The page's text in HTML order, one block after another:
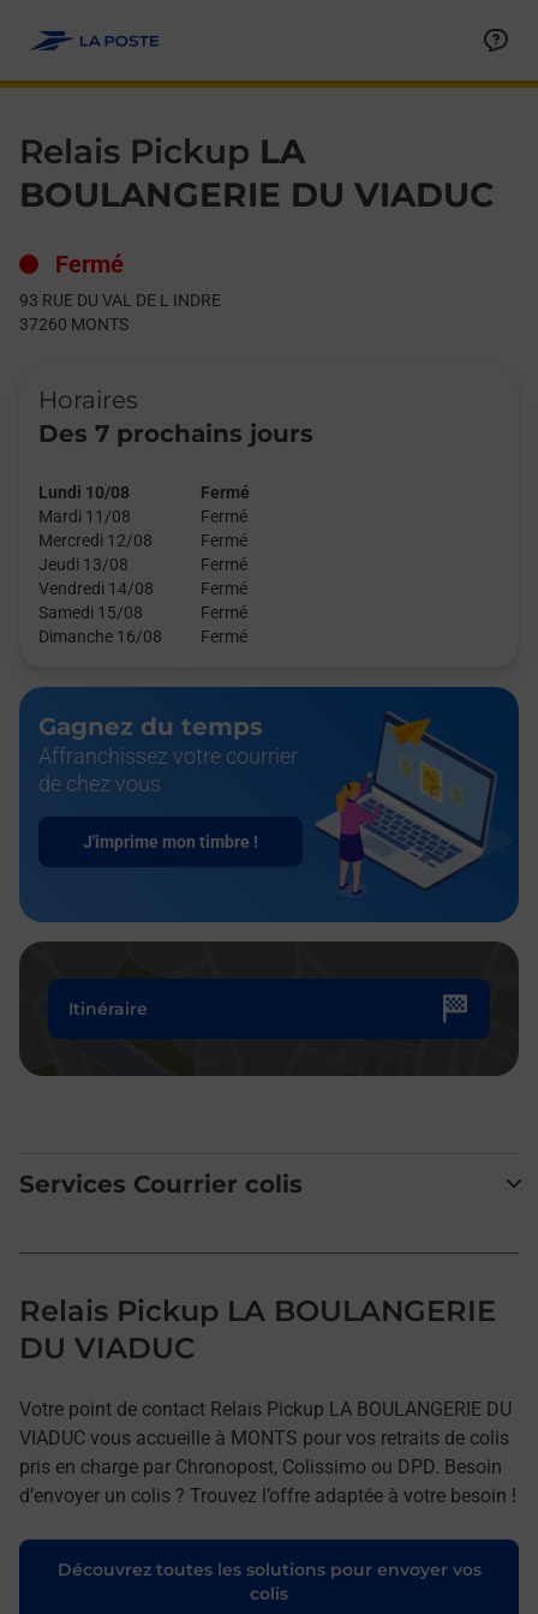
Relais Pickup LA
BOULANGERIE DU VIADUC
Fermé
93 RUE DU VAL DE L INDRE
37260 MONTS
Horaires
Des 7 prochains jours
Lundi 10/08
Fermé
Mardi 11/08
Fermé
Mercredi 12/08
Fermé
Jeudi 13/08
Fermé
Vendredi 14/08
Fermé
Samedi 15/08
Fermé
Dimanche 16/08
Fermé
Gagnez du temps
Affranchissez votre courrier
de chez vous
J'imprime mon timbre !
Itinéraire
Services Courrier colis
Relais Pickup LA BOULANGERIE
DU VIADUC
Votre point de contact Relais Pickup LA BOULANGERIE DU
VIADUC vous accueille à MONTS pour vos retraits de colis
pris en charge par Chronopost, Colissimo ou DPD. Besoin
d’envoyer un colis ? Trouvez l’offre adaptée à votre besoin !
Découvrez toutes les solutions pour envoyer vos
colis